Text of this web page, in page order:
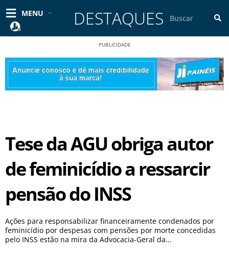
para
conteúdo
MENU DESTAQUES
PUBLICIDADE
Tese da AGU obriga autor
de feminicídio a ressarcir
pensão do INSS
Ações para responsabilizar financeiramente condenados por
feminicídio por despesas com pensões por morte concedidas
pelo INSS estão na mira da Advocacia-Geral da...